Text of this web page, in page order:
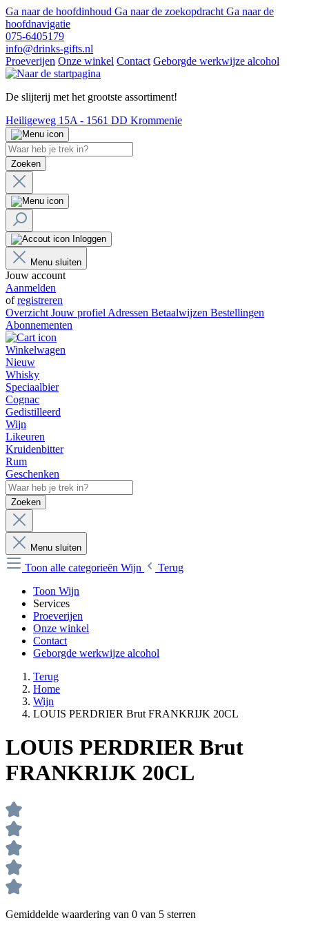
Ga naar de hoofdinhoud Ga naar de zoekopdracht Ga naar de
hoofdnavigatie
075-6405179
info@drinks-gifts.nl
Proeverijen Onze winkel Contact Geborgde werkwijze alcohol
De slijterij met het grootste assortiment!
Heiligeweg 15A - 1561 DD Krommenie
Zoeken
Inloggen
Menu sluiten
Jouw account
Aanmelden
ofregistreren
Overzicht Jouw profiel Adressen Betaalwijzen Bestellingen
Abonnementen
Winkelwagen
Nieuw
Whisky
Speciaalbier
Cognac
Gedistilleerd
Wijn
Likeuren
Kruidenbitter
Rum
Geschenken
Zoeken
Menu sluiten
Toon alle categorieën Wijn
Terug
Toon Wijn
Services
Proeverijen
Onze winkel
Contact
Geborgde werkwijze alcohol
Terug
Home
Wijn
LOUIS PERDRIER Brut FRANKRIJK 20CL
LOUIS PERDRIER Brut
FRANKRIJK 20CL
Gemiddelde waardering van 0 van 5 sterren